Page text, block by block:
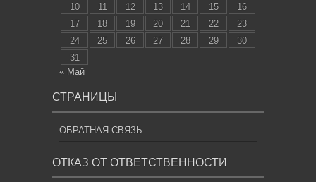
10
11 12 13 14 15
16
17
18 19 20 21 22
23
24
25 26 27 28 29
30
31
« Май
СТРАНИЦЫ
ОБРАТНАЯ СВЯЗЬ
ОТКАЗ ОТ ОТВЕТСТВЕННОСТИ